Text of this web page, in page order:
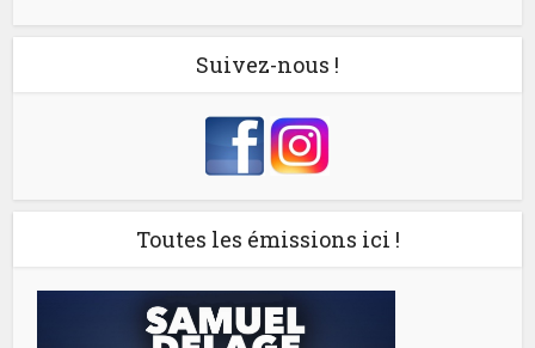
Suivez-nous !
Toutes les émissions ici !